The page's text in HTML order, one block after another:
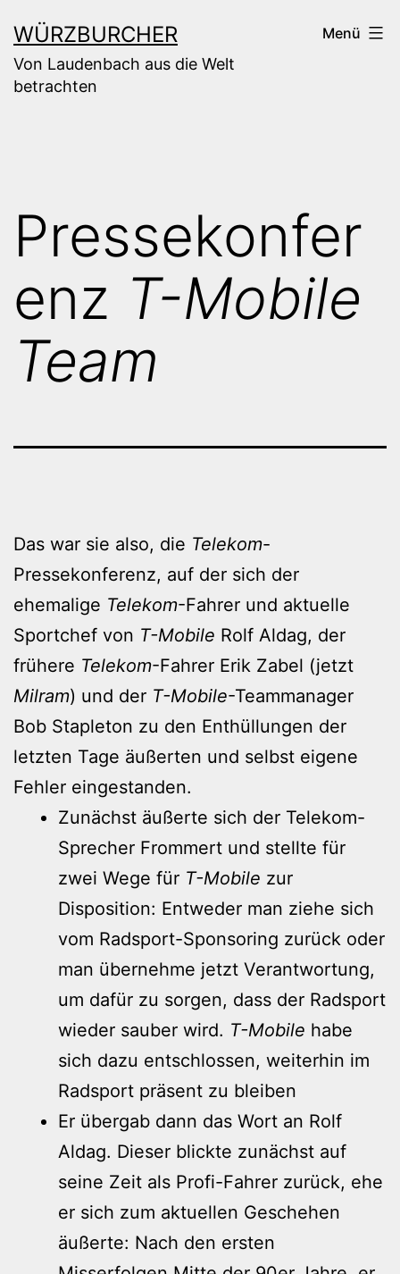
Inhalt
springen
WÜRZBURCHER
Von Laudenbach aus die Welt
betrachten
Menü
Pressekonfer
enz T-Mobile
Team
Das war sie also, die Telekom-
Pressekonferenz, auf der sich der
ehemalige Telekom-Fahrer und aktuelle
Sportchef von T-Mobile Rolf Aldag, der
frühere Telekom-Fahrer Erik Zabel (jetzt
Milram) und der T-Mobile-Teammanager
Bob Stapleton zu den Enthüllungen der
letzten Tage äußerten und selbst eigene
Fehler eingestanden.
Zunächst äußerte sich der Telekom-
Sprecher Frommert und stellte für
zwei Wege für T-Mobile zur
Disposition: Entweder man ziehe sich
vom Radsport-Sponsoring zurück oder
man übernehme jetzt Verantwortung,
um dafür zu sorgen, dass der Radsport
wieder sauber wird. T-Mobile habe
sich dazu entschlossen, weiterhin im
Radsport präsent zu bleiben
Er übergab dann das Wort an Rolf
Aldag. Dieser blickte zunächst auf
seine Zeit als Profi-Fahrer zurück, ehe
er sich zum aktuellen Geschehen
äußerte: Nach den ersten